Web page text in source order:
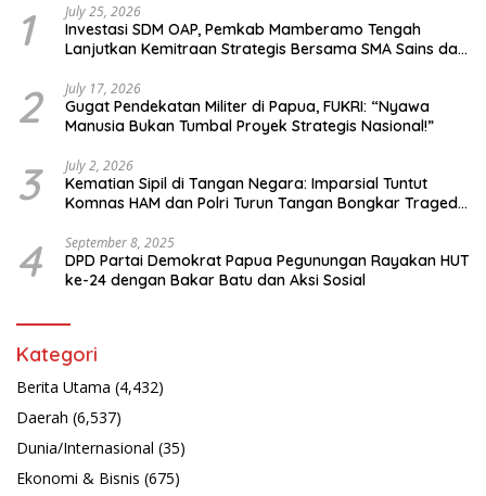
1 July 25, 2026
Investasi SDM OAP, Pemkab Mamberamo Tengah
Lanjutkan Kemitraan Strategis Bersama SMA Sains dan
2 July 17, 2026
Gugat Pendekatan Militer di Papua, FUKRI: “Nyawa
Manusia Bukan Tumbal Proyek Strategis Nasional!”
3 July 2, 2026
Kematian Sipil di Tangan Negara: Imparsial Tuntut
Komnas HAM dan Polri Turun Tangan Bongkar Tragedi
4 September 8, 2025
DPD Partai Demokrat Papua Pegunungan Rayakan HUT
ke-24 dengan Bakar Batu dan Aksi Sosial
Kategori
Berita Utama (4,432)
Daerah (6,537)
Dunia/Internasional (35)
Ekonomi & Bisnis (675)